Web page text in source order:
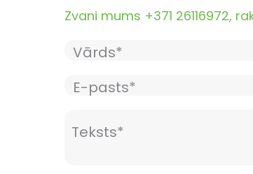
Zvani mums +371 26116972,